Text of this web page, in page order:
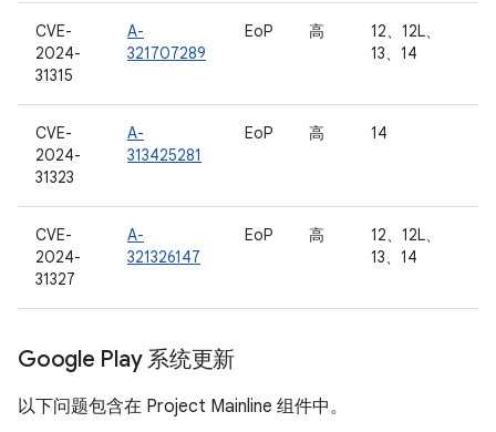
CVE-
2024-
31315
A-
321707289
EoP 高
12、12L、
13、14
CVE-
2024-
31323
A-
313425281
EoP 高 14
CVE-
2024-
31327
A-
321326147
EoP 高
12、12L、
13、14
Google Play 系统更新
以下问题包含在 Project Mainline 组件中。